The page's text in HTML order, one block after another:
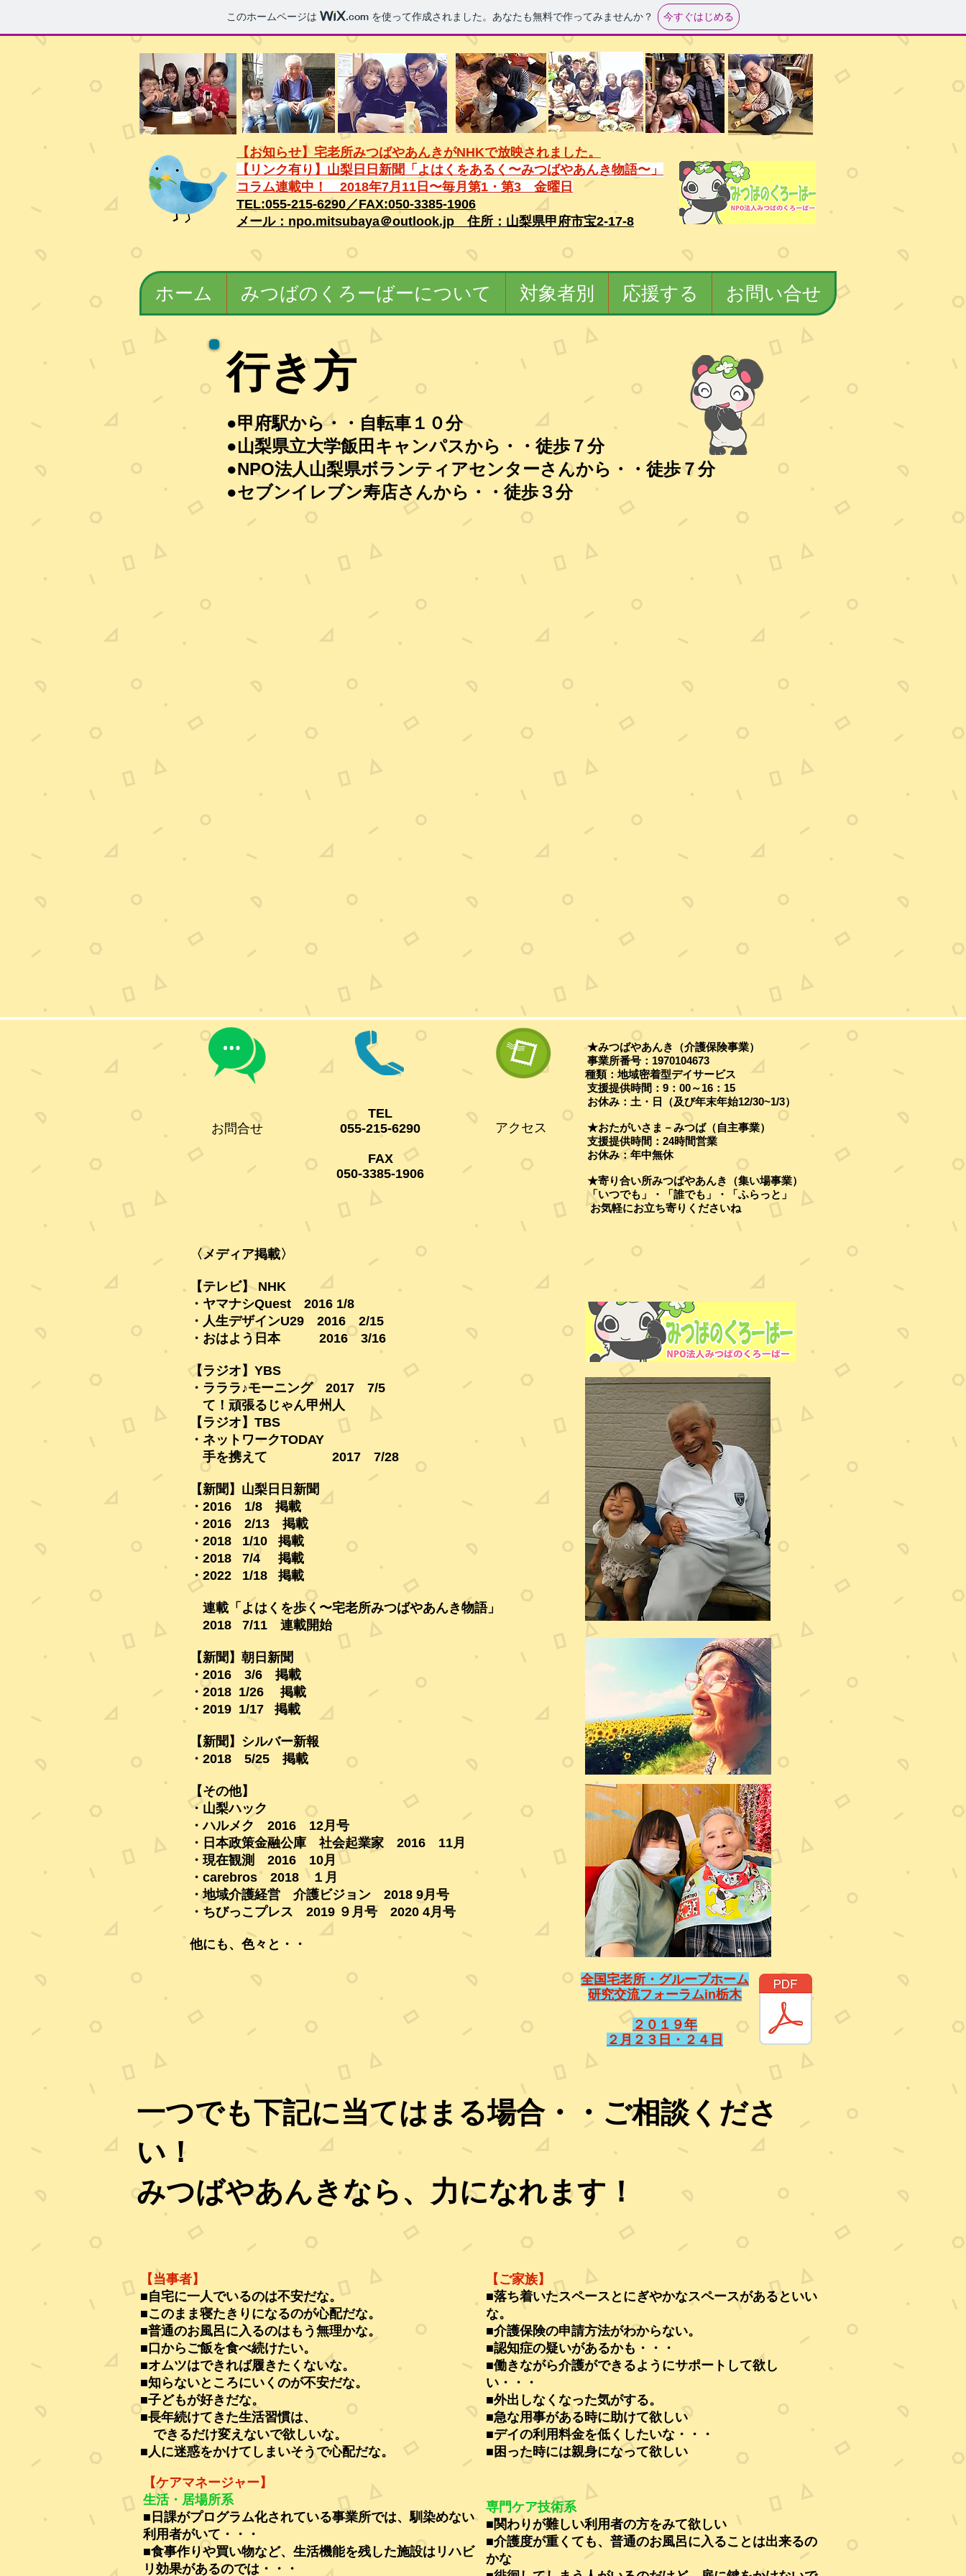
このホームページは .com を使って作成されました。あなたも無料で作ってみませんか？ 今すぐはじめる
【お知らせ】 宅老所みつばやあんきがNHKで放映されました。
【リンク有り】山梨日日新聞「よはくをある く〜みつばやあんき物語〜」
コラム連載中！ 2018年7月11日〜毎月第1・第3 金曜日​
TEL:055-215-6290／FAX:050-3385-1906
メール：npo.mitsubaya＠outlook.jp 住所：山梨県甲府市宝2-17-8
ホーム みつばのくろーばーについて 対象者別 応援する お問い合せ
●甲府駅から・・自転車１０分
●山梨県立大学飯田キャンパスから・・徒歩７分
●NPO法人山梨県ボランティアセンターさんから・・徒歩７分
●セブンイレブン寿店さんから・・徒歩３分
行き方
お問合せ
TEL
055-215-6290
FAX
050-3385-1906
アクセス
〈メディア掲載〉
【テレビ】 NHK
・ヤマナシQuest 2016 1/8
・人生デザインU29 2016 2/15
・おはよう日本 2016 3/16
【ラジオ】YBS
・ラララ♪モーニング 2017 7/5
て！頑張るじゃん甲州人
【ラジオ】TBS
・ネットワークTODAY
手を携えて 2017 7/28
【新聞】山梨日日新聞
・2016 1/8 掲載
・2016 2/13 掲載
・2018 1/10 掲載
・2018 7/4 掲載
・2022 1/18 掲載
連載「よはくを歩く〜宅老所みつばやあんき物語」
2018 7/11 連載開始
【新聞】朝日新聞
・2016 3/6 掲載
・2018 1/26 掲載
・2019 1/17 掲載
【新聞】シルバー新報
・2018 5/25 掲載
【その他】
・山梨ハック
・ハルメク 2016 12月号
・日本政策金融公庫 社会起業家 2016 11月
・現在観測 2016 10月
・carebros 2018 １月
・地域介護経営 介護ビジョン 2018 9月号
・ちびっこプレス 2019 ９月号 2020 4月号
​他にも、色々と・・
★みつばやあんき（介護保険事業）
事業所番号：1970104673
種類：地域密着型デイサービス
支援提供時間：9：00～16：15
お休み：土・日（及び年末年始12/30~1/3）
★おたがいさま－みつば（自主事業）
支援提供時間：24時間営業
お休み：年中無休
★寄り合い所みつばやあんき（集い場事業）
「いつでも」・「誰でも」・「ふらっと」
お気軽にお立ち寄りくださいね
​全国宅老所・グループホーム
研究交流フォーラムin栃木
２０１９年
２月２３日・２４日
一つでも下記に当てはまる場合・・ご相談くださ
い！
みつばやあんきなら、力になれます！
【当事者】
■自宅に一人でいるのは不安だな。
■このまま寝たきりになるのが心配だな。
■普通のお風呂に入るのはもう無理かな。
■口からご飯を食べ続けたい。
■オムツはできれば履きたくないな。
■知らないところにいくのが不安だな。
■子どもが好きだな。
■長年続けてきた生活習慣は、
できるだけ変えないで欲しいな。
■人に迷惑をかけてしまいそうで心配だな。
【ご家族】
■落ち着いたスペースとにぎやかなスペースがあるといい
な。
■介護保険の申請方法がわからない。
■認知症の疑いがあるかも・・・
■働きながら介護ができるようにサポートして欲し
い・・・
■外出しなくなった気がする。
■急な用事がある時に助けて欲しい
■デイの利用料金を低くしたいな・・・
■困った時には親身になって欲しい
【ケアマネージャー】
生活・居場所系
■日課がプログラム化されている事業所では、馴染めない
利用者がいて・・・
■食事作りや買い物など、生活機能を残した施設はリハビ
リ効果があるのでは・・・
専門ケア技術系
■関わりが難しい利用者の方をみて欲しい
■介護度が重くても、普通のお風呂に入ることは出来るの
かな